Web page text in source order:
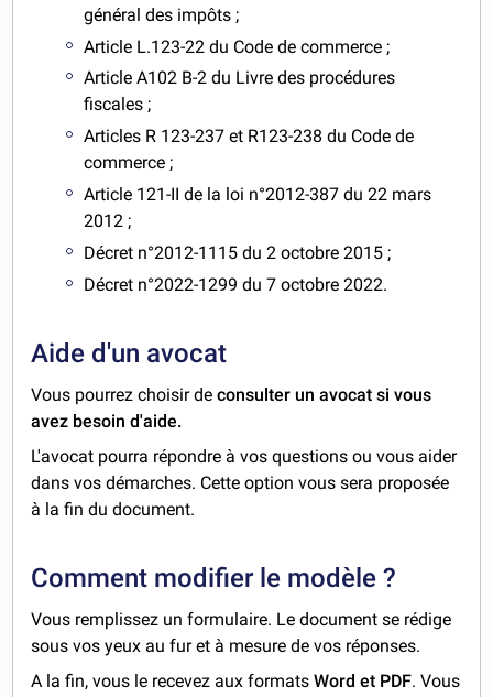
général des impôts ;
Article L.123-22 du Code de commerce ;
Article A102 B-2 du Livre des procédures
fiscales ;
Articles R 123-237 et R123-238 du Code de
commerce ;
Article 121-II de la loi n°2012-387 du 22 mars
2012 ;
Décret n°2012-1115 du 2 octobre 2015 ;
Décret n°2022-1299 du 7 octobre 2022.
Aide d'un avocat
Vous pourrez choisir deconsulter un avocat si vous
avez besoin d'aide.
L'avocat pourra répondre à vos questions ou vous aider
dans vos démarches. Cette option vous sera proposée
à la fin du document.
Comment modifier le modèle ?
Vous remplissez un formulaire. Le document se rédige
sous vos yeux au fur et à mesure de vos réponses.
A la fin, vous le recevez aux formatsWord et PDF. Vous